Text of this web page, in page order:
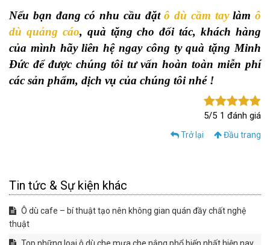
Nếu bạn đang có nhu cầu đặtô dù cầm taylàm ô
dù quảng cáo, quà tặng cho đối tác, khách hàng
của mình hãy liên hệ ngay công ty quà tặng Minh
Đức để được chúng tôi tư vấn hoàn toàn miễn phí
các sản phẩm, dịch vụ của chúng tôi nhé !
5/5 1 đánh giá
Trở lại Đầu trang
Tin tức & Sự kiện khác
Ô dù cafe – bí thuật tạo nên không gian quán đầy chất nghệ
thuật